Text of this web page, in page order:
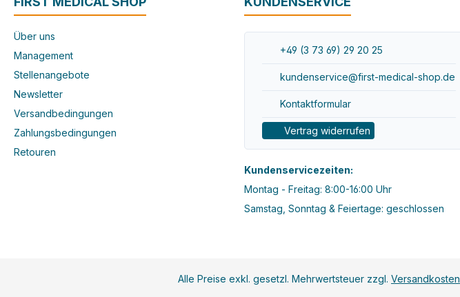
Über uns
Management
Stellenangebote
Newsletter
Versandbedingungen
Zahlungsbedingungen
Retouren
+49 (3 73 69) 29 20 25
kundenservice@first-medical-shop.de
Kontaktformular
Vertrag widerrufen
Kundenservicezeiten:
Montag - Freitag: 8:00-16:00 Uhr
Samstag, Sonntag & Feiertage: geschlossen
Alle Preise exkl. gesetzl. Mehrwertsteuer zzgl. Versandkosten